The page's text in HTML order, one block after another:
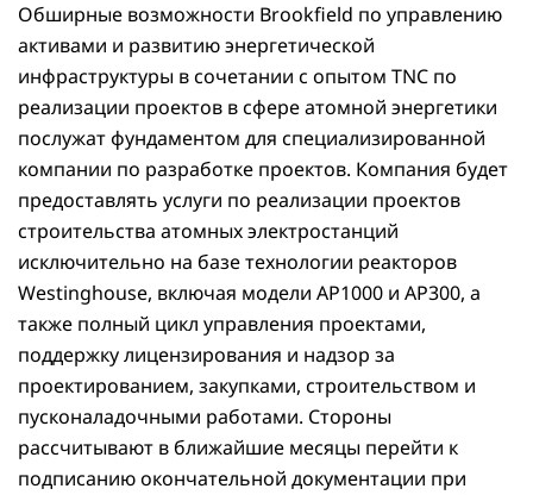
Обширные возможности Brookfield по управлению
активами и развитию энергетической
инфраструктуры в сочетании с опытом TNC по
реализации проектов в сфере атомной энергетики
послужат фундаментом для специализированной
компании по разработке проектов. Компания будет
предоставлять услуги по реализации проектов
строительства атомных электростанций
исключительно на базе технологии реакторов
Westinghouse, включая модели AP1000 и AP300, а
также полный цикл управления проектами,
поддержку лицензирования и надзор за
проектированием, закупками, строительством и
пусконаладочными работами. Стороны
рассчитывают в ближайшие месяцы перейти к
подписанию окончательной документации при